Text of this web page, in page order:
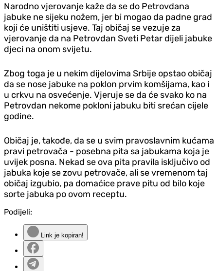
Narodno vjerovanje kaže da se do Petrovdana
jabuke ne sijeku nožem, jer bi mogao da padne grad
koji će uništiti usjeve. Taj običaj se vezuje za
vjerovanje da na Petrovdan Sveti Petar dijeli jabuke
djeci na onom svijetu.
Zbog toga je u nekim dijelovima Srbije opstao običaj
da se nose jabuke na poklon prvim komšijama, kao i
u crkvu na osvećenje. Vjeruje se da će svako ko na
Petrovdan nekome pokloni jabuku biti srećan cijele
godine.
Običaj je, takođe, da se u svim pravoslavnim kućama
pravi petrovača - posebna pita sa jabukama koja je
uvijek posna. Nekad se ova pita pravila isključivo od
jabuka koje se zovu petrovače, ali se vremenom taj
običaj izgubio, pa domaćice prave pitu od bilo koje
sorte jabuka po ovom receptu.
Podijeli:
Link je kopiran!